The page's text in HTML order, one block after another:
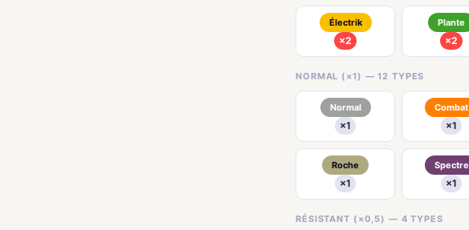
Électrik
×2
Plante
×2
NORMAL (×1) — 12 TYPES
Normal
×1
Combat
×1
Roche
×1
Spectre
×1
RÉSISTANT (×0,5) — 4 TYPES